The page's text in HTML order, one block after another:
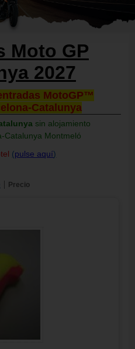
Moto GP
2027
MotoGP™
Catalunya
sin alojamiento
Catalunya Montmeló
(pulse aquí)
Precio